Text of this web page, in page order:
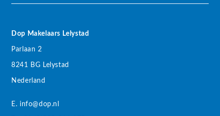
Dop Makelaars Lelystad
Parlaan 2
8241 BG Lelystad
Nederland
E. info@dop.nl